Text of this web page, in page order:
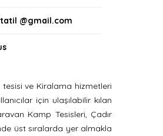
@gmail.com
ve Kiralama hizmetleri
için ulaşılabilir kılan
Kamp Tesisleri, Çadır
üst sıralarda yer almakla